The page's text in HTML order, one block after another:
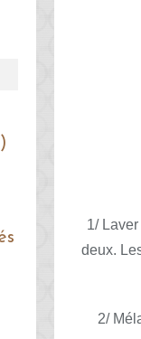
1/
deux.
2/